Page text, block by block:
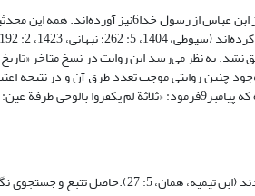
سیوطی، ابن حجر هیتمی و برخی دیگر از محدثین، علاوه بر نقل این روایت از ابی لیلی، آن را از طریق دیگری به نقل از ابن عباس از
لکن موفق نشد. به نظر می‌رسد این روایت در نسخ متاخر
چنین روایتی موجب تعدد طرق آن و در نتیجه
می‌گردد و چه بسا راویان طریق ابن عباس همگی ثقه باشند. البته در خود تاریخ بغداد روایت مشابهی از جابر نقل شده که پیامبر9فرمود: «ثلاثة
ابن تیمیه این روایت را کذب خوانده است، زیرا در حدیث صحیح رسیده که پیامبر6ابابکر را به عنوان صدیق توصیف کردند (ابن